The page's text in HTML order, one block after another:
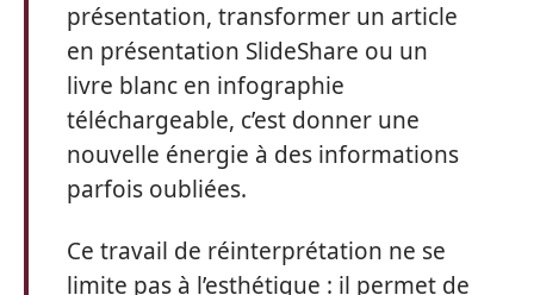
présentation, transformer un article
en présentation SlideShare ou un
livre blanc en infographie
téléchargeable, c’est donner une
nouvelle énergie à des informations
parfois oubliées.
Ce travail de réinterprétation ne se
limite pas à l’esthétique : il permet de